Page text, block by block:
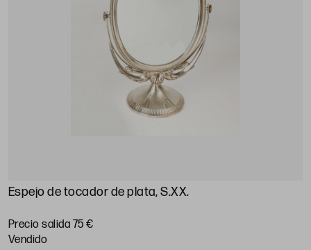
Espejo de tocador de plata, S.XX.
Precio salida 75 €
vendido